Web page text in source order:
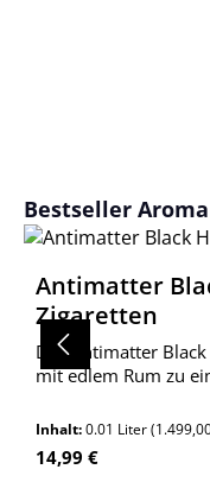
Produktgalerie
Bestseller Aroma
Antimatter
Zigaretten
Das Antimatter
mit edlem Rum zu
Inhalt:0.01 Liter
Regulärer Preis:
14,99 €